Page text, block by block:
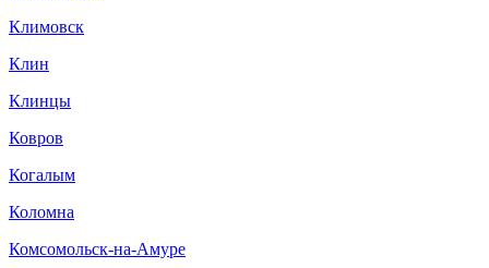
Климовск
Клин
Клинцы
Ковров
Когалым
Коломна
Комсомольск-на-Амуре